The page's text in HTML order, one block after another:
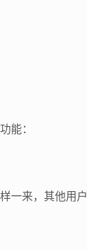
能：
一来，其他用